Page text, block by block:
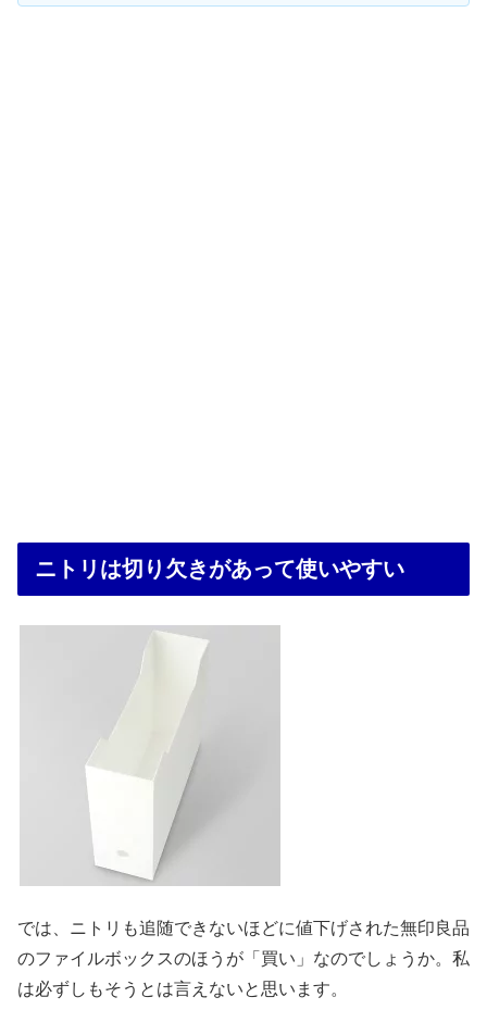
ニトリは切り欠きがあって使いやすい
では、ニトリも追随できないほどに値下げされた無印良品
のファイルボックスのほうが「買い」なのでしょうか。私
は必ずしもそうとは言えないと思います。